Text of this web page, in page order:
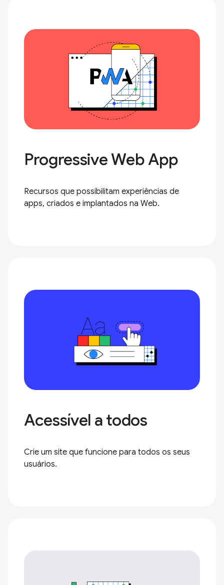
Progressive Web App
Recursos que possibilitam experiências de
apps, criados e implantados na Web.
Acessível a todos
Crie um site que funcione para todos os seus
usuários.